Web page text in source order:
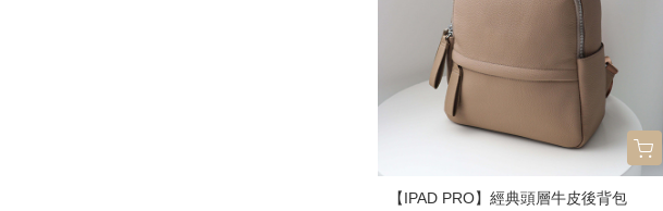
【IPAD PRO】經典頭層牛皮後背包